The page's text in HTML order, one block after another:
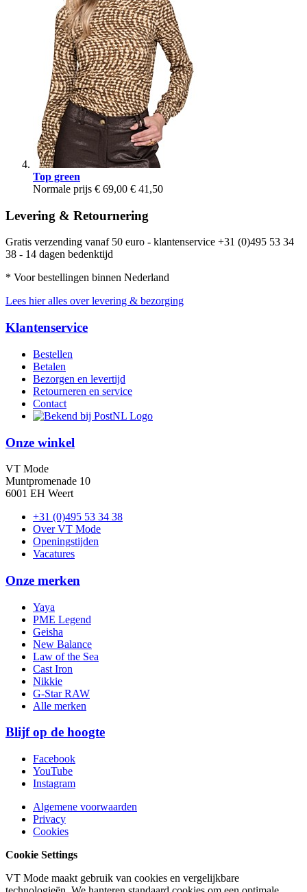
Top green
Normale prijs € 69,00 € 41,50
Levering & Retournering
Gratis verzending vanaf 50 euro - klantenservice +31 (0)495 53 34
38 - 14 dagen bedenktijd
* Voor bestellingen binnen Nederland
Lees hier alles over levering & bezorging
Klantenservice
Bestellen
Betalen
Bezorgen en levertijd
Retourneren en service
Contact
Onze winkel
VT Mode
Muntpromenade 10
6001 EH Weert
+31 (0)495 53 34 38
Over VT Mode
Openingstijden
Vacatures
Onze merken
Yaya
PME Legend
Geisha
New Balance
Law of the Sea
Cast Iron
Nikkie
G-Star RAW
Alle merken
Blijf op de hoogte
Facebook
YouTube
Instagram
Algemene voorwaarden
Privacy
Cookies
Cookie Settings
VT Mode maakt gebruik van cookies en vergelijkbare